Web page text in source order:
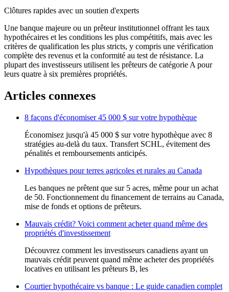
Clôtures rapides avec un soutien d'experts
Une banque majeure ou un prêteur institutionnel offrant les taux
hypothécaires et les conditions les plus compétitifs, mais avec les
critères de qualification les plus stricts, y compris une vérification
complète des revenus et la conformité au test de résistance. La
plupart des investisseurs utilisent les prêteurs de catégorie A pour
leurs quatre à six premières propriétés.
Articles connexes
8 façons d'économiser 45 000 $ sur votre hypothèque
Économisez jusqu'à 45 000 $ sur votre hypothèque avec 8
stratégies au-delà du taux. Transfert SCHL, évitement des
pénalités et remboursements anticipés.
Hypothèques pour terres agricoles et rurales au Canada
Les banques ne prêtent que sur 5 acres, même pour un achat
de 50. Fonctionnement du financement de terrains au Canada,
mise de fonds et options de prêteurs.
Mauvais crédit? Voici comment acheter quand même des
propriétés d'investissement
Découvrez comment les investisseurs canadiens ayant un
mauvais crédit peuvent quand même acheter des propriétés
locatives en utilisant les prêteurs B, les
Courtier hypothécaire vs banque : Le guide canadien complet